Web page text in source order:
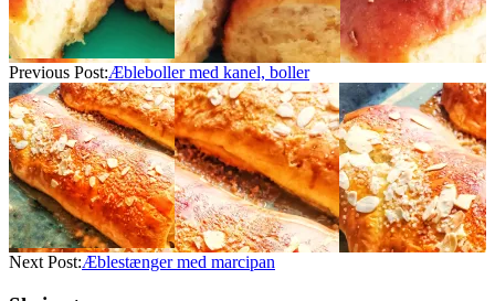
Previous Post:Æbleboller med kanel, boller
Next Post:Æblestænger med marcipan